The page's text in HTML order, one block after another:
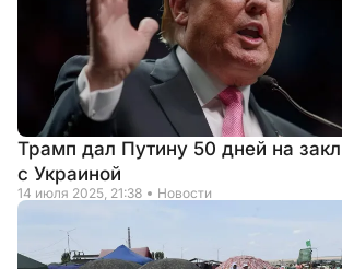
Трамп дал Путину 50 дней на
с Украиной
14 июля 2025, 21:38 Новости